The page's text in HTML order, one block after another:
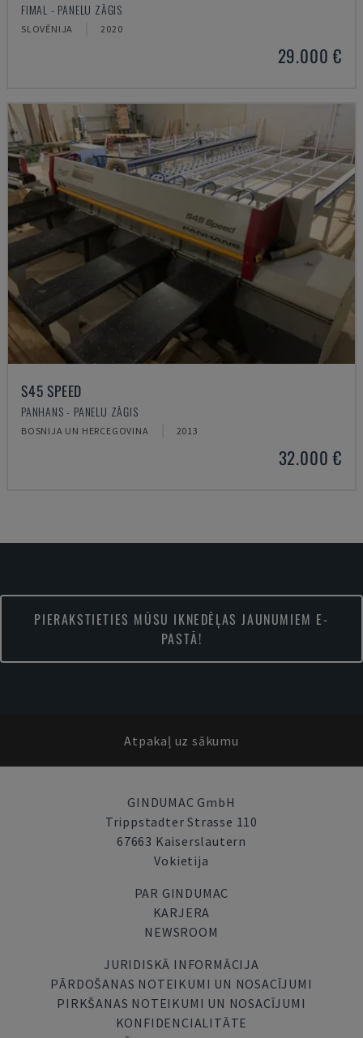
FIMAL - PANEĻU ZĀĢIS
SLOVĒNIJA 2020
29.000 €
S45 SPEED
PANHANS - PANEĻU ZĀĢIS
BOSNIJA UN HERCEGOVINA 2013
32.000 €
PIERAKSTIETIES MŪSU IKNEDĒĻAS JAUNUMIEM E-
PASTĀ!
Atpakaļ uz sākumu
GINDUMAC GmbH
Trippstadter Strasse 110
67663 Kaiserslautern
Vokietija
PAR GINDUMAC
KARJERA
NEWSROOM
JURIDISKĀ INFORMĀCIJA
PĀRDOŠANAS NOTEIKUMI UN NOSACĪJUMI
PIRKŠANAS NOTEIKUMI UN NOSACĪJUMI
KONFIDENCIALITĀTE